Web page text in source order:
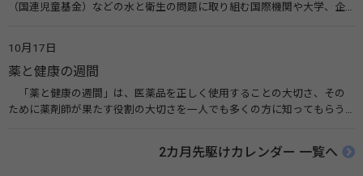
（国連児童基金）などの水と衛生の問題に取り組む国際機関や大学、企
10月17日
薬と健康の週間
「薬と健康の週間」は、医薬品を正しく使用することの大切さ、その
ために薬剤師が果たす役割の大切さを一人でも多くの方に知ってもらう
伝えたい！薬との付き合い方」（保健指導リソースガイド）
2カ月先駆けカレンダー 一覧へ